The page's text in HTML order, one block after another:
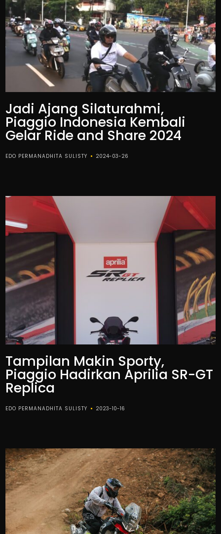
Jadi Ajang Silaturahmi,
Piaggio Indonesia Kembali
Gelar Ride and Share 2024
EDO PERMANADHITA SULISTY 2024-03-26
Tampilan Makin Sporty,
Piaggio Hadirkan Aprilia SR-GT
Replica
EDO PERMANADHITA SULISTY 2023-10-16